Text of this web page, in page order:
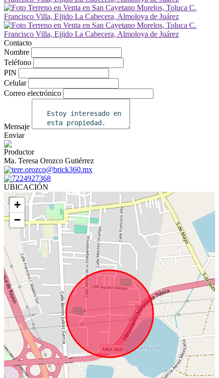
Contacto
Nombre
Teléfono
PIN
Celular
Correo electrónico
Mensaje
Enviar
Productor
Ma. Teresa Orozco Gutiérrez
tere.orozco@brick360.mx
7224927368
UBICACIÓN
+
−